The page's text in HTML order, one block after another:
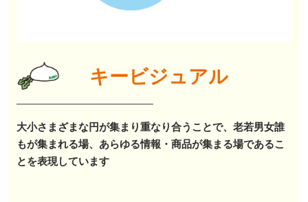
キービジュアル
大小さまざまな円が集まり重なり合うことで、老若男女誰
もが集まれる場、あらゆる情報・商品が集まる場であるこ
とを表現しています